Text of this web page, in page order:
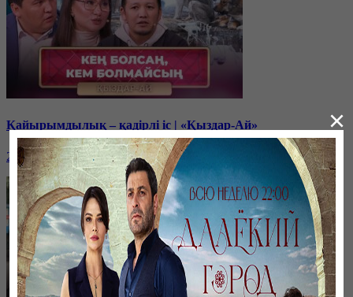
Қайырымдылық – қадірлі іс | «Қыздар-Ай»
20 декабря, 17:00
×